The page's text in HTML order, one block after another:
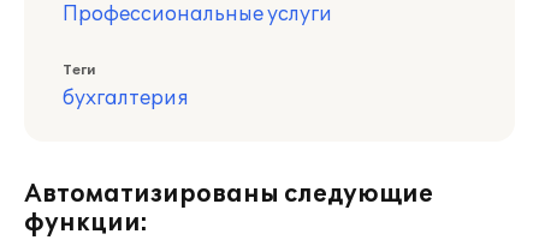
Профессиональные услуги
Теги
бухгалтерия
Автоматизированы следующие
функции: